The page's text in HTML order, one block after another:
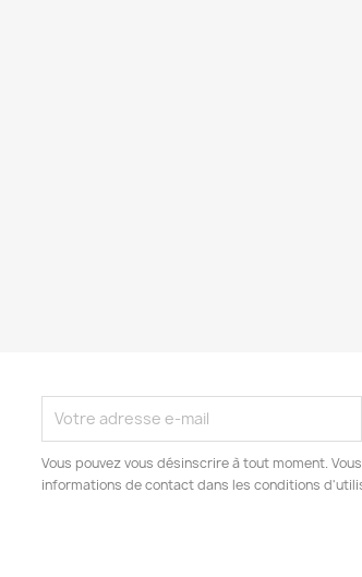
Vous pouvez vous désinscrire à tout moment.
informations de contact dans les conditions